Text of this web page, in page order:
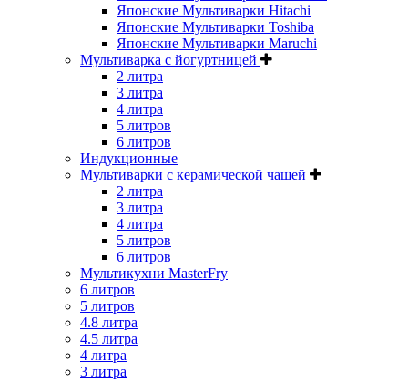
Японские Мультиварки Hitachi
Японские Мультиварки Toshiba
Японские Мультиварки Maruchi
Мультиварка с йогуртницей
2 литра
3 литра
4 литра
5 литров
6 литров
Индукционные
Мультиварки с керамической чашей
2 литра
3 литра
4 литра
5 литров
6 литров
Мультикухни MasterFry
6 литров
5 литров
4.8 литра
4.5 литра
4 литра
3 литра